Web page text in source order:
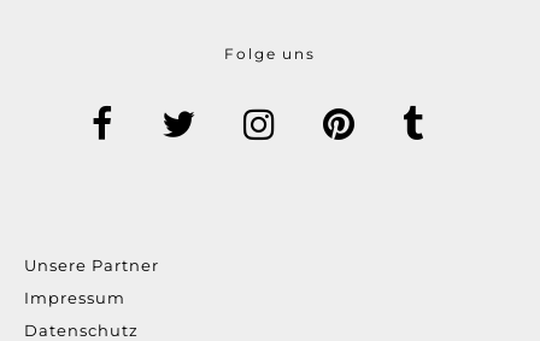
Folge uns
Unsere Partner
Impressum
Datenschutz